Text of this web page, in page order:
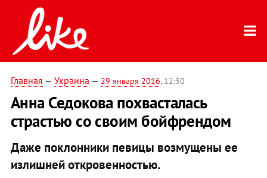
Главная — Украина — 29 января 2016, 12:30
Анна Седокова похвасталась
страстью со своим бойфрендом
Даже поклонники певицы возмущены ее
излишней откровенностью.